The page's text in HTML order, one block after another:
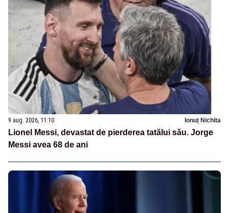
9 aug. 2026, 11:10 Ionuț Nichita
Lionel Messi, devastat de pierderea tatălui său. Jorge
Messi avea 68 de ani